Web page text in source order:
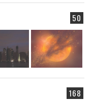
50
168